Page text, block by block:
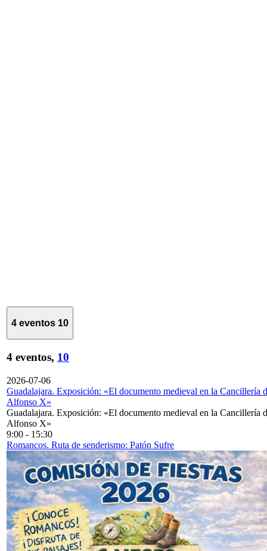
4 eventos 10
4 eventos, 10
2026-07-06
Guadalajara. Exposición: «El documento medieval en la Cancillería
Alfonso X»
Guadalajara. Exposición: «El documento medieval en la Cancillería
Alfonso X»
9:00 - 15:30
Romancos. Ruta de senderismo: Patón Sufre